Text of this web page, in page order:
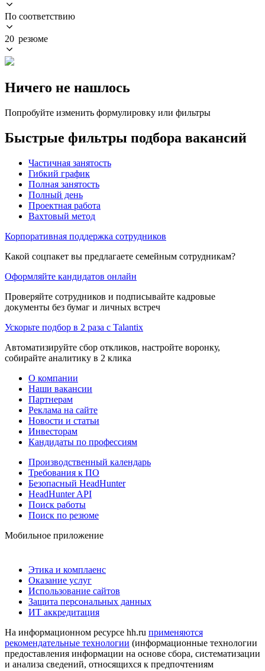
По соответствию
20 резюме
Ничего не нашлось
Попробуйте изменить формулировку или фильтры
Быстрые фильтры подбора вакансий
Частичная занятость
Гибкий график
Полная занятость
Полный день
Проектная работа
Вахтовый метод
Корпоративная поддержка сотрудников
Какой соцпакет вы предлагаете семейным сотрудникам?
Оформляйте кандидатов онлайн
Проверяйте сотрудников и подписывайте кадровые
документы без бумаг и личных встреч
Ускорьте подбор в 2 раза с Talantix
Автоматизируйте сбор откликов, настройте воронку,
собирайте аналитику в 2 клика
О компании
Наши вакансии
Партнерам
Реклама на сайте
Новости и статьи
Инвесторам
Кандидаты по профессиям
Производственный календарь
Требования к ПО
Безопасный HeadHunter
HeadHunter API
Поиск работы
Поиск по резюме
Мобильное приложение
Этика и комплаенс
Оказание услуг
Использование сайтов
Защита персональных данных
ИТ аккредитация
На информационном ресурсе hh.ru применяются
рекомендательные технологии (информационные технологии
предоставления информации на основе сбора, систематизации
и анализа сведений, относящихся к предпочтениям